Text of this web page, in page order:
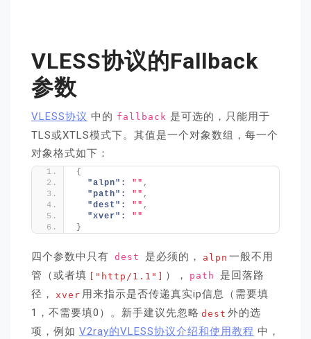
VLESS协议的fallback
参数
VLESS协议 中的 fallback 是可选的，只能用于
TLS或XTLS模式下。其值是一个对象数组，每一个
对象格式如下：
{
"alpn":
"" ,
"path":
"" ,
"dest":
"" ,
"xver":
""
}
四个参数中只有 dest 是必须的， alpn 一般不用
管（或者填 ["http/1.1"] ）， path
是回落路
径，
xver 用来指示是否传递真实ip信息（需要填
1，不需要填0）。新手建议先忽略 dest 外的选
项，例如 V2ray的VLESS协议介绍和使用教程 中，